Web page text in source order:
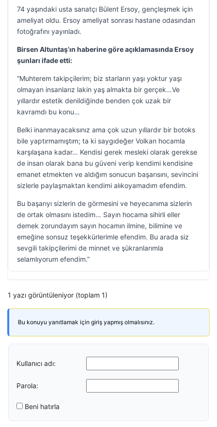
74 yaşındaki usta sanatçı Bülent Ersoy, gençleşmek için
ameliyat oldu. Ersoy ameliyat sonrası hastane odasından
fotoğrafını yayınladı.
Birsen Altuntaş’ın haberine göre açıklamasında Ersoy
şunları ifade etti:
“Muhterem takipçilerim; biz starların yaşı yoktur yaşı
olmayan insanlarız lakin yaş almakta bir gerçek…Ve
yıllardır estetik denildiğinde benden çok uzak bir
kavramdı bu konu…
Belki inanmayacaksınız ama çok uzun yıllardır bir botoks
bile yaptırmamıştım; ta ki saygıdeğer Volkan hocamla
karşılaşana kadar… Kendisi gerek mesleki olarak gerekse
de insan olarak bana bu güveni verip kendimi kendisine
emanet etmekten ve aldığım sonucun başarısını, sevincini
sizlerle paylaşmaktan kendimi alıkoyamadım efendim.
Bu başarıyı sizlerin de görmesini ve heyecanıma sizlerin
de ortak olmasını istedim… Sayın hocama sihirli eller
demek zorundayım sayın hocamın ilmine, bilimine ve
emeğine sonsuz teşekkürlerimle efendim. Bu arada siz
sevgili takipçilerimi de minnet ve şükranlarımla
selamlıyorum efendim.”
1 yazı görüntüleniyor (toplam 1)
Bu konuyu yanıtlamak için giriş yapmış olmalısınız.
Kullanıcı adı:
Parola:
Beni hatırla